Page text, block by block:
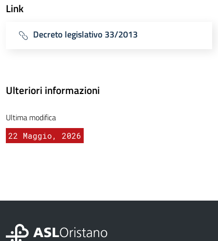
Link
Decreto legislativo 33/2013
Ulteriori informazioni
Ultima modifica
22 Maggio, 2026